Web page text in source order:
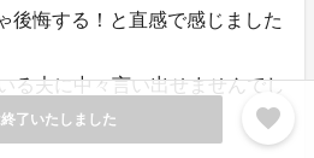
了いたしました favorite
後悔する！と直感で感じました
る夫に中々言い出せませんでし